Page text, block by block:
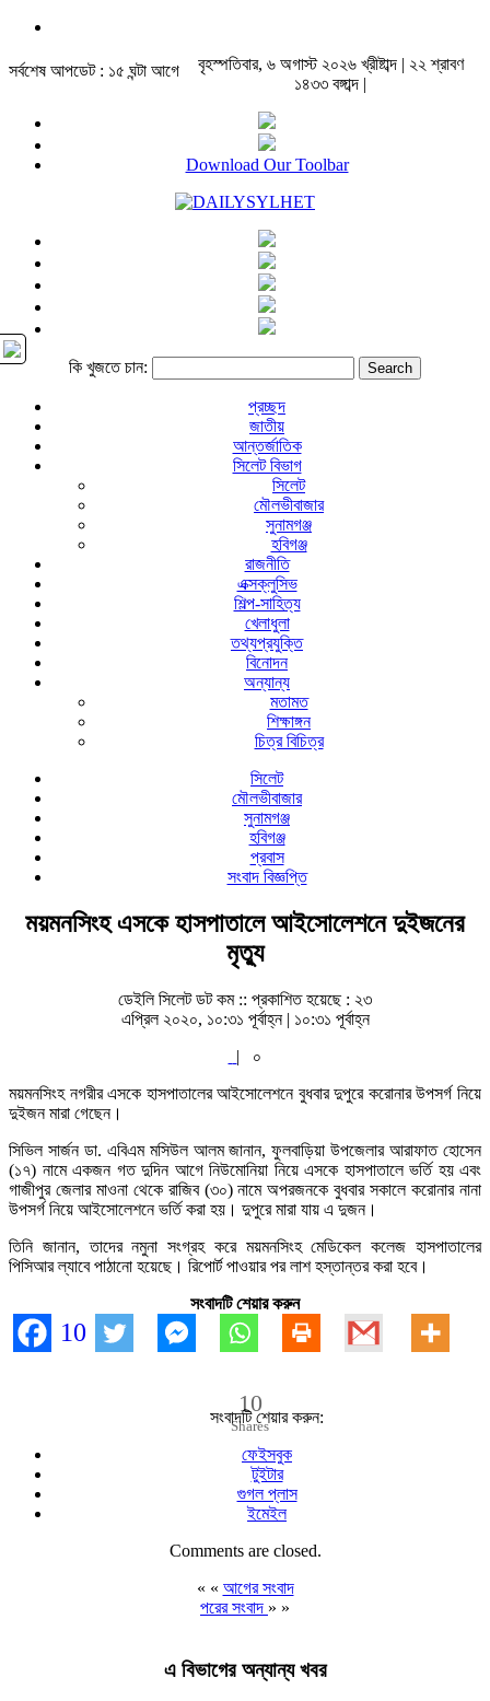
সর্বশেষ আপডেট : ১৫ ঘন্টা আগে
বৃহস্পতিবার, ৬ অগাস্ট ২০২৬ খ্রীষ্টাব্দ | ২২ শ্রাবণ
১৪৩৩ বঙ্গাব্দ |
Download Our Toolbar
কি খুজতে চান:
প্রচ্ছদ
জাতীয়
আন্তর্জাতিক
সিলেট বিভাগ
সিলেট
মৌলভীবাজার
সুনামগঞ্জ
হবিগঞ্জ
রাজনীতি
এক্সক্লুসিভ
শিল্প-সাহিত্য
খেলাধুলা
তথ্যপ্রযুক্তি
বিনোদন
অন্যান্য
মতামত
শিক্ষাঙ্গন
চিত্র বিচিত্র
সিলেট
মৌলভীবাজার
সুনামগঞ্জ
হবিগঞ্জ
প্রবাস
সংবাদ বিজ্ঞপ্তি
ময়মনসিংহ এসকে হাসপাতালে আইসোলেশনে দুইজনের
মৃত্যু
ডেইলি সিলেট ডট কম :: প্রকাশিত হয়েছে : ২৩
এপ্রিল ২০২০, ১০:৩১ পূর্বাহ্ন | ১০:৩১ পূর্বাহ্ন
|
০
ময়মনসিংহ নগরীর এসকে হাসপাতালের আইসোলেশনে বুধবার দুপুরে করোনার উপসর্গ নিয়ে
দুইজন মারা গেছেন।
সিভিল সার্জন ডা. এবিএম মসিউল আলম জানান, ফুলবাড়িয়া উপজেলার আরাফাত হোসেন
(১৭) নামে একজন গত দুদিন আগে নিউমোনিয়া নিয়ে এসকে হাসপাতালে ভর্তি হয় এবং
গাজীপুর জেলার মাওনা থেকে রাজিব (৩০) নামে অপরজনকে বুধবার সকালে করোনার নানা
উপসর্গ নিয়ে আইসোলেশনে ভর্তি করা হয়। দুপুরে মারা যায় এ দুজন।
তিনি জানান, তাদের নমুনা সংগ্রহ করে ময়মনসিংহ মেডিকেল কলেজ হাসপাতালের
পিসিআর ল্যাবে পাঠানো হয়েছে। রিপোর্ট পাওয়ার পর লাশ হস্তান্তর করা হবে।
সংবাদটি শেয়ার করুন
10
10
Shares
সংবাদটি শেয়ার করুন:
ফেইসবুক
টুইটার
গুগল প্লাস
ইমেইল
Comments are closed.
« « আগের সংবাদ
পরের সংবাদ » »
এ বিভাগের অন্যান্য খবর